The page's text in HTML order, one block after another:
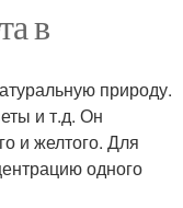
в
природу.
и т.д. Он
и желтого. Для
одного